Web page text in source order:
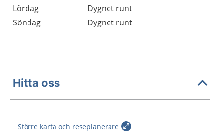
Lördag
Dygnet runt
Söndag
Dygnet runt
Hitta oss
Större karta och reseplanerare